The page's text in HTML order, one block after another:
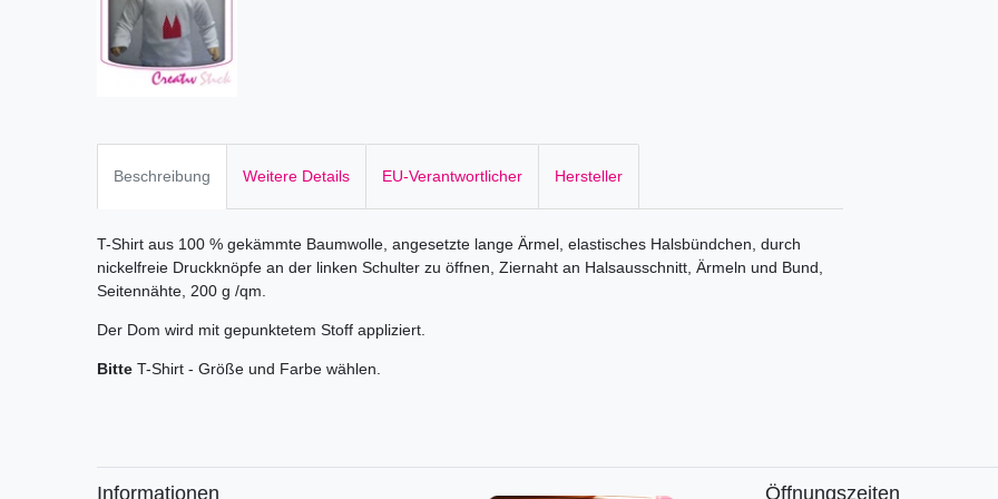
Beschreibung Weitere Details EU-Verantwortlicher Hersteller
T-Shirt aus 100 % gekämmte Baumwolle, angesetzte lange Ärmel, elastisches Halsbündchen, durch
nickelfreie Druckknöpfe an der linken Schulter zu öffnen, Ziernaht an Halsausschnitt, Ärmeln und Bund,
Seitennähte, 200 g /qm.
Der Dom wird mit gepunktetem Stoff appliziert.
Bitte T-Shirt - Größe und Farbe wählen.
Informationen Öffnungszeiten